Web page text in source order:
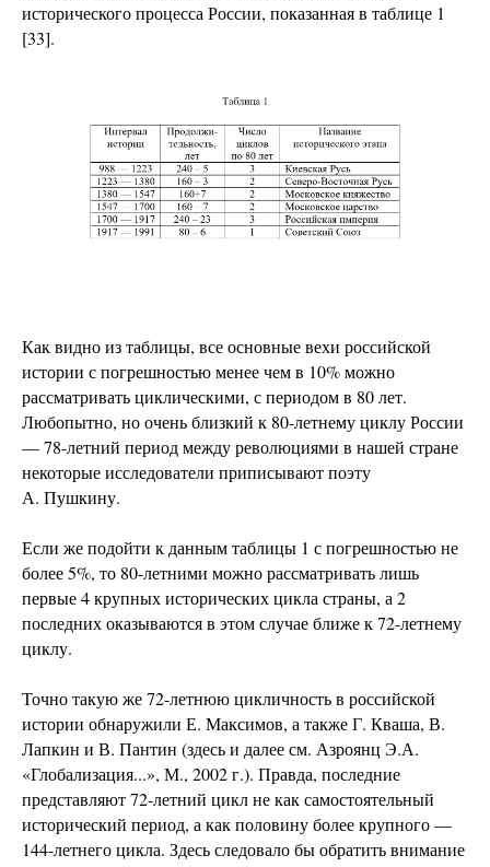
исторического процесса России, показанная в таблице 1
[33].
Как видно из таблицы, все основные вехи российской
истории с погрешностью менее чем в 10% можно
рассматривать циклическими, с периодом в 80 лет.
Любопытно, но очень близкий к 80-летнему циклу России
— 78-летний период между революциями в нашей стране
некоторые исследователи приписывают поэту
А. Пушкину.
Если же подойти к данным таблицы 1 с погрешностью не
более 5%, то 80-летними можно рассматривать лишь
первые 4 крупных исторических цикла страны, а 2
последних оказываются в этом случае ближе к 72-летнему
циклу.
Точно такую же 72-летнюю цикличность в российской
истории обнаружили Е. Максимов, а также Г. Кваша, В.
Лапкин и В. Пантин (здесь и далее см. Азроянц Э.А.
«Глобализация...», М., 2002 г.). Правда, последние
представляют 72-летний цикл не как самостоятельный
исторический период, а как половину более крупного —
144-летнего цикла. Здесь следовало бы обратить внимание